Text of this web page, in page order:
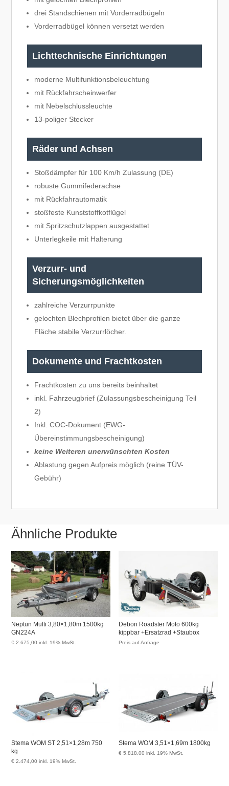
drei Standschienen mit Vorderradbügeln
Vorderradbügel können versetzt werden
Lichttechnische Einrichtungen
moderne Multifunktionsbeleuchtung
mit Rückfahrscheinwerfer
mit Nebelschlussleuchte
13-poliger Stecker
Räder und Achsen
Stoßdämpfer für 100 Km/h Zulassung (DE)
robuste Gummifederachse
mit Rückfahrautomatik
stoßfeste Kunststoffkotflügel
mit Spritzschutzlappen ausgestattet
Unterlegkeile mit Halterung
Verzurr- und
Sicherungsmöglichkeiten
zahlreiche Verzurrpunkte
gelochten Blechprofilen bietet über die ganze
Fläche stabile Verzurrlöcher.
Dokumente und Frachtkosten
Frachtkosten zu uns bereits beinhaltet
inkl. Fahrzeugbrief (Zulassungsbescheinigung Teil
2)
Inkl. COC-Dokument (EWG-
Übereinstimmungsbescheinigung)
keine Weiteren unerwünschten Kosten
Ablastung gegen Aufpreis möglich (reine TÜV-
Gebühr)
Ähnliche Produkte
Neptun Multi 3,80×1,80m 1500kg
GN224A
€ 2.675,00 inkl. 19% MwSt.
Debon Roadster Moto 600kg
kippbar +Ersatzrad +Staubox
Preis auf Anfrage
Stema WOM ST 2,51×1,28m 750
kg
€ 2.474,00 inkl. 19% MwSt.
Stema WOM 3,51×1,69m 1800kg
€ 5.818,00 inkl. 19% MwSt.